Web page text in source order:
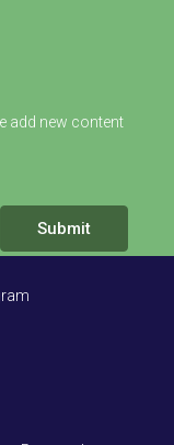
add new content
Submit